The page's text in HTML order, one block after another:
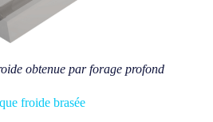
obtenue par forage profond
froide brasée